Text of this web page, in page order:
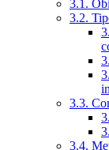
3.1.
3.2.
3.3.
3.4.